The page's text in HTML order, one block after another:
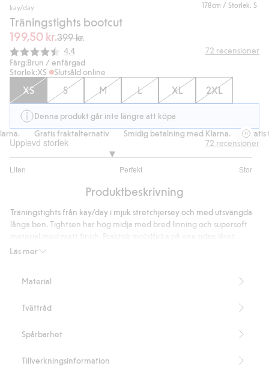
178cm / Storlek: S
kay/day
Träningstights bootcut
199,50 kr.399 kr.
Snittbetyg:
4.4 72 recensioner
Färg:Brun / enfärgad
Storlek:XS Slutsåld online
XS S M L XL 2XL
Denna produkt går inte längre att köpa
Gratis fraktalternativ Smidig betalning med Klarna. Gratis
Upplevd storlek
Liten Perfekt Stor
utav
61
betyg
72 recensioner
Produktbeskrivning
Läs mer
Träningstights från kay/day i mjuk stretchjersey och med utsvängda
långa ben. Tightsen har hög midja med bred linning och supersoft
Perfekta för lågintensiv träning och lediga dagar.
Bootcut modell
Ficka på sidan
Matt finish
Innehåller 76% återvunnen polyester.
Artikelnummer
Material
Tvättråd
Spårbarhet
Tillverkningsinformation